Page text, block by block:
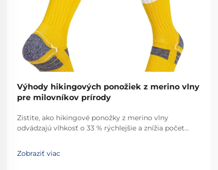
Výhody hikingových ponožiek z merino vlny
pre milovníkov prírody
Zistite, ako hikingové ponožky z merino vlny
odvádzajú vlhkosť o 33 % rýchlejšie a znížia počet
vynikajúcim komfortom, kontrolou zápachu a
trvanlivosťou. Pozrite si údaje od skutočných turistov.
Zobraziť viac